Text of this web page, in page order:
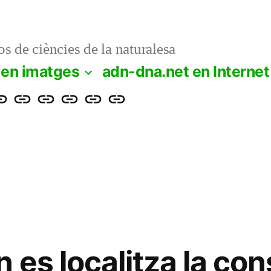
de ciències de la naturalesa
imatges adn-dna.net en Internet
Santillana
Educamos
ClikEdu
epia Rellotge
es localitza la